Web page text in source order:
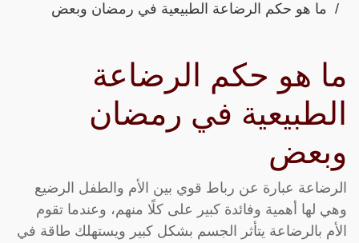
ما هو حكم الرضاعة الطبيعية في رمضان وبعض
ما هو حكم الرضاعة
الطبيعية في رمضان
وبعض
الرضاعة عبارة عن رباط قوي بين الأم والطفل الرضيع
وهي لها أهمية وفائدة كبير على كلًا منهم، وعندما تقوم
الأم بالرضاعة يتأثر الجسم بشكل كبير ويستهلك طاقة في